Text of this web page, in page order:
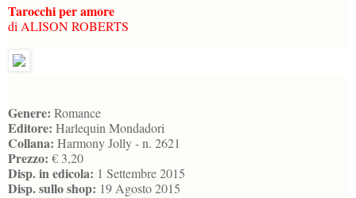
Tarocchi per amore
di ALISON ROBERTS
Genere: Romance
Editore: Harlequin Mondadori
Collana: Harmony Jolly - n. 2621
Prezzo: € 3,20
Disp. in edicola: 1 Settembre 2015
Disp. sullo shop: 19 Agosto 2015